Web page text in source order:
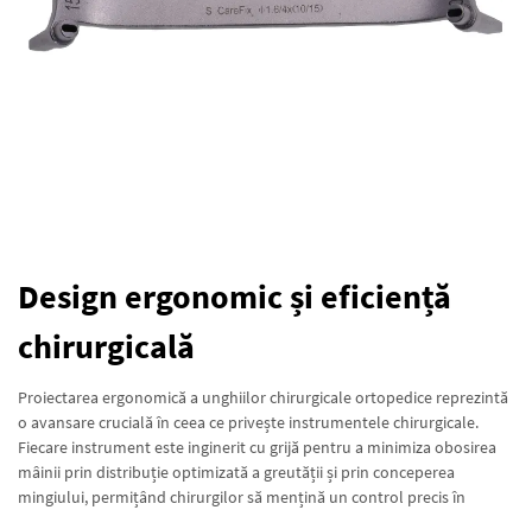
Design ergonomic și eficiență
chirurgicală
Proiectarea ergonomică a unghiilor chirurgicale ortopedice reprezintă
o avansare crucială în ceea ce privește instrumentele chirurgicale.
Fiecare instrument este inginerit cu grijă pentru a minimiza obosirea
mâinii prin distribuție optimizată a greutății și prin conceperea
mingiului, permițând chirurgilor să mențină un control precis în